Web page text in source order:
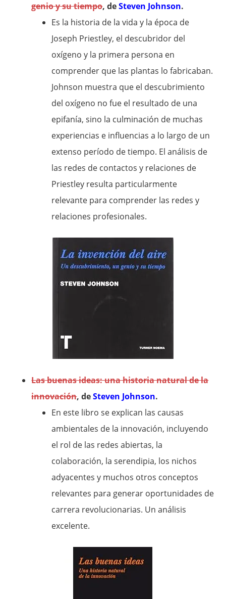
genio y su tiempo, deSteven Johnson.
Es la historia de la vida y la época de
Joseph Priestley, el descubridor del
oxígeno y la primera persona en
comprender que las plantas lo fabricaban.
Johnson muestra que el descubrimiento
del oxígeno no fue el resultado de una
epifanía, sino la culminación de muchas
experiencias e influencias a lo largo de un
extenso período de tiempo. El análisis de
las redes de contactos y relaciones de
Priestley resulta particularmente
relevante para comprender las redes y
relaciones profesionales.
Las buenas ideas: una historia natural de la
innovación, deSteven Johnson.
En este libro se explican las causas
ambientales de la innovación, incluyendo
el rol de las redes abiertas, la
colaboración, la serendipia, los nichos
adyacentes y muchos otros conceptos
relevantes para generar oportunidades de
carrera revolucionarias. Un análisis
excelente.